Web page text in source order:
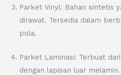
Parket Vinyl: Bahan sintetis
dirawat. Tersedia dalam
pola.
Parket Laminasi: Terbuat
dengan lapisan luar